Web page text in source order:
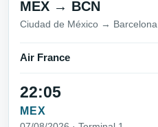
MEX → BCN
Ciudad de México → Barcelona
Air France
22:05
MEX